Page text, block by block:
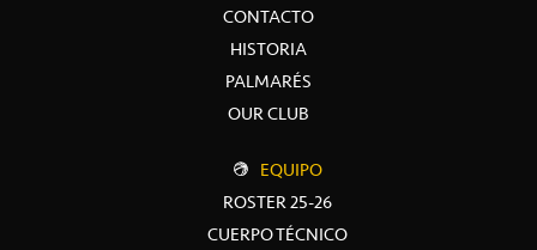
CONTACTO
HISTORIA
PALMARÉS
OUR CLUB
EQUIPO
ROSTER 25-26
CUERPO TÉCNICO